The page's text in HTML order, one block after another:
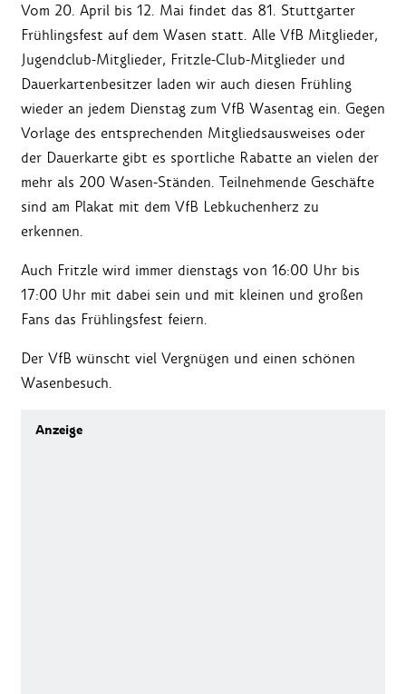
Vom 20. April bis 12. Mai findet das 81. Stuttgarter
Frühlingsfest auf dem Wasen statt. Alle VfB Mitglieder,
Jugendclub-Mitglieder, Fritzle-Club-Mitglieder und
Dauerkartenbesitzer laden wir auch diesen Frühling
wieder an jedem Dienstag zum VfB Wasentag ein. Gegen
Vorlage des entsprechenden Mitgliedsausweises oder
der Dauerkarte gibt es sportliche Rabatte an vielen der
mehr als 200 Wasen-Ständen. Teilnehmende Geschäfte
sind am Plakat mit dem VfB Lebkuchenherz zu
erkennen.
Auch Fritzle wird immer dienstags von 16:00 Uhr bis
17:00 Uhr mit dabei sein und mit kleinen und großen
Fans das Frühlingsfest feiern.
Der VfB wünscht viel Vergnügen und einen schönen
Wasenbesuch.